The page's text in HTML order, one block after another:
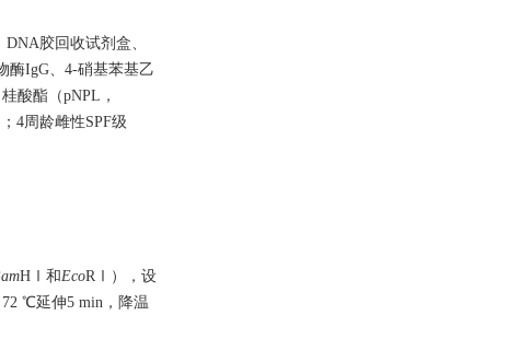
胶回收试剂盒、
酶IgG、4-硝基苯基乙
酸酯（pNPL，
4周龄雌性SPF级
HⅠ和EcoRⅠ），设
℃延伸5 min，降温